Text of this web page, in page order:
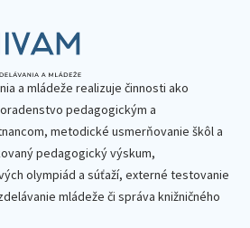
a mládeže realizuje činnosti ako
pedagogickým a
metodické usmerňovanie škôl a
pedagogický výskum,
olympiád a súťaží, externé testovanie
mládeže či správa knižničného